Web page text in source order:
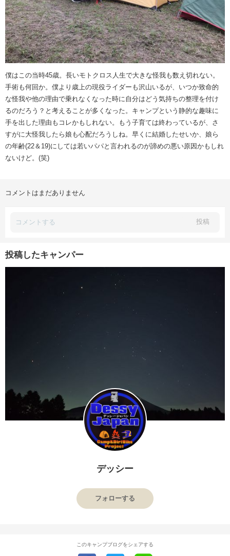
僕はこの当時45歳。長いモトクロス人生で大きな怪我も数え切れない。
手術も何回か。僕より歳上の現役ライダーも沢山いるが、いつか致命的
な怪我や他の理由で乗れなくなった時に自分はどう気持ちの整理を付け
るのだろう？と考えることが多くなった。キャンプという静的な趣味に
手を出した理由もコレかもしれない。もう子育ては終わっているが、さ
すがに大怪我したら娘も心配だろうしね。早くに結婚したせいか、娘ら
の年齢(22＆19)にしては若いパパと言われるのが諦めの悪い原因かもしれ
ないけど。(笑)
コメントはまだありません
投稿
投稿したキャンパー
デッシー
フォローする
このキャンプブログをシェアする